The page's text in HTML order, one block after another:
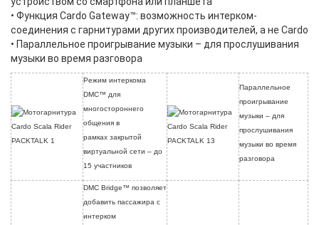
• Функция Cardo Gateway™: возможность интерком-
соединения с гарнитурами других производителей, а не Cardo
• Параллельное проигрывание музыки – для прослушивания
музыки во время разговора
Режим интеркома
DMC™ для
многостороннего
общения в
рамках закрытой
виртуальной сети – до
15 участников
Параллельное
проигрывание
музыки – для
прослушивания
музыки во время
разговора
DMC Bridge™ позволяет
добавить пассажира с
интерком